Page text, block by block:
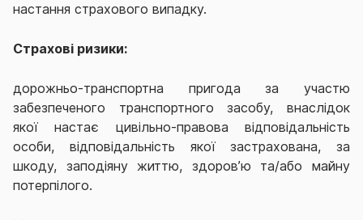
настання страхового випадку.
Страхові ризики:
дорожньо-транспортна пригода за участю
забезпеченого транспортного засобу, внаслідок
якої настає цивільно-правова відповідальність
особи, відповідальність якої застрахована, за
шкоду, заподіяну життю, здоров’ю та/або майну
потерпілого.